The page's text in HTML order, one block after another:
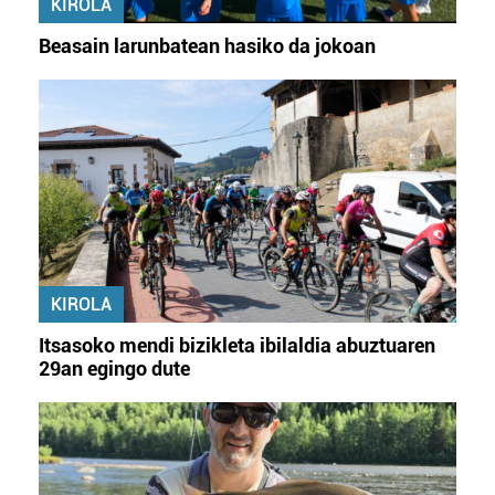
KIROLA
Beasain larunbatean hasiko da jokoan
KIROLA
Itsasoko mendi bizikleta ibilaldia abuztuaren
29an egingo dute